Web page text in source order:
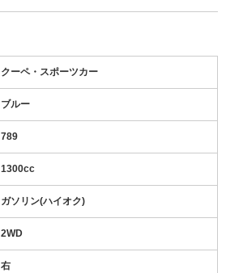
クーペ・スポーツカー
ブルー
789
1300cc
ガソリン(ハイオク)
2WD
右